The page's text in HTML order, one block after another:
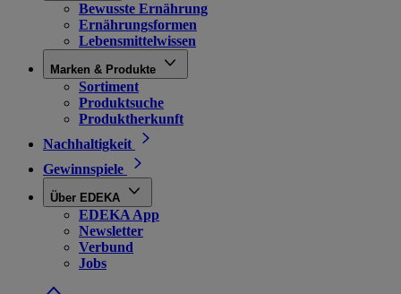
Bewusste Ernährung
Ernährungsformen
Lebensmittelwissen
Marken & Produkte
Sortiment
Produktsuche
Produktherkunft
Nachhaltigkeit
Gewinnspiele
Über EDEKA
EDEKA App
Newsletter
Verbund
Jobs